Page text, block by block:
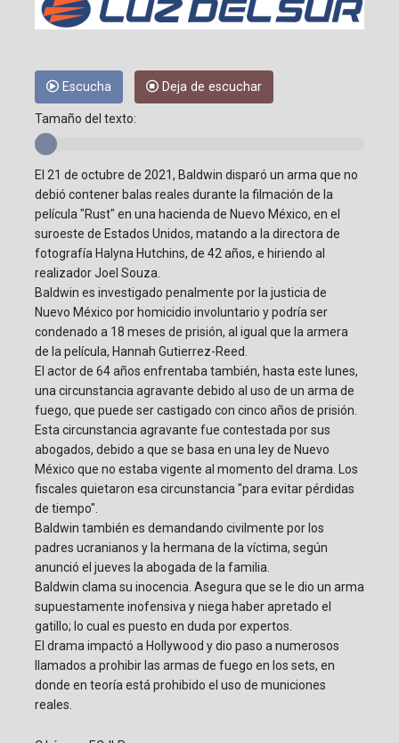
Escucha Deja de escuchar
Tamaño del texto:
El 21 de octubre de 2021, Baldwin disparó un arma que no
debió contener balas reales durante la filmación de la
película "Rust" en una hacienda de Nuevo México, en el
suroeste de Estados Unidos, matando a la directora de
fotografía Halyna Hutchins, de 42 años, e hiriendo al
realizador Joel Souza.
Baldwin es investigado penalmente por la justicia de
Nuevo México por homicidio involuntario y podría ser
condenado a 18 meses de prisión, al igual que la armera
de la película, Hannah Gutierrez-Reed.
El actor de 64 años enfrentaba también, hasta este lunes,
una circunstancia agravante debido al uso de un arma de
fuego, que puede ser castigado con cinco años de prisión.
Esta circunstancia agravante fue contestada por sus
abogados, debido a que se basa en una ley de Nuevo
México que no estaba vigente al momento del drama. Los
fiscales quietaron esa circunstancia "para evitar pérdidas
de tiempo".
Baldwin también es demandando civilmente por los
padres ucranianos y la hermana de la víctima, según
anunció el jueves la abogada de la familia.
Baldwin clama su inocencia. Asegura que se le dio un arma
supuestamente inofensiva y niega haber apretado el
gatillo; lo cual es puesto en duda por expertos.
El drama impactó a Hollywood y dio paso a numerosos
llamados a prohibir las armas de fuego en los sets, en
donde en teoría está prohibido el uso de municiones
reales.